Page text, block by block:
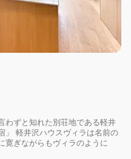
ずと知れた別荘地である軽井
」 軽井沢ハウスヴィラは名前の
寛ぎながらもヴィラのように